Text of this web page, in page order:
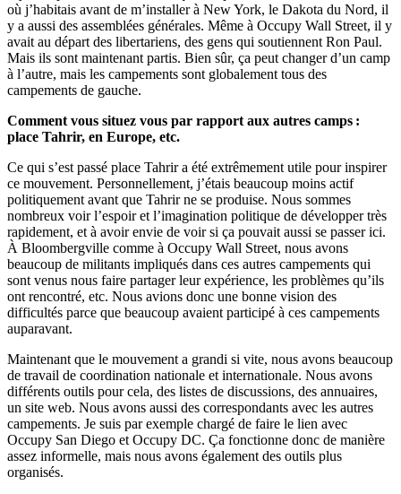
où j’habitais avant de m’installer à New York, le Dakota du Nord, il
y a aussi des assemblées générales. Même à Occupy Wall Street, il y
avait au départ des libertariens, des gens qui soutiennent Ron Paul.
Mais ils sont maintenant partis. Bien sûr, ça peut changer d’un camp
à l’autre, mais les campements sont globalement tous des
campements de gauche.
Comment vous situez vous par rapport aux autres camps :
place Tahrir, en Europe, etc.
Ce qui s’est passé place Tahrir a été extrêmement utile pour inspirer
ce mouvement. Personnellement, j’étais beaucoup moins actif
politiquement avant que Tahrir ne se produise. Nous sommes
nombreux voir l’espoir et l’imagination politique de développer très
rapidement, et à avoir envie de voir si ça pouvait aussi se passer ici.
À Bloombergville comme à Occupy Wall Street, nous avons
beaucoup de militants impliqués dans ces autres campements qui
sont venus nous faire partager leur expérience, les problèmes qu’ils
ont rencontré, etc. Nous avions donc une bonne vision des
difficultés parce que beaucoup avaient participé à ces campements
auparavant.
Maintenant que le mouvement a grandi si vite, nous avons beaucoup
de travail de coordination nationale et internationale. Nous avons
différents outils pour cela, des listes de discussions, des annuaires,
un site web. Nous avons aussi des correspondants avec les autres
campements. Je suis par exemple chargé de faire le lien avec
Occupy San Diego et Occupy DC. Ça fonctionne donc de manière
assez informelle, mais nous avons également des outils plus
organisés.